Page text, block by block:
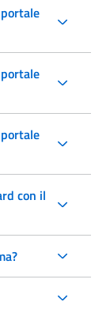
con il